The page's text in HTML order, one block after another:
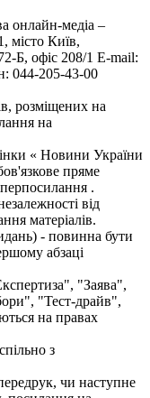
онлайн-медіа –
місто Київ,
офіс 208/1 E-mail:
044-205-43-00
розміщених на
на
« Новини України
пряме
.
від
матеріалів.
- повинна бути
абзаці
"Заява",
"Тест-драйв",
на правах
з
чи наступне